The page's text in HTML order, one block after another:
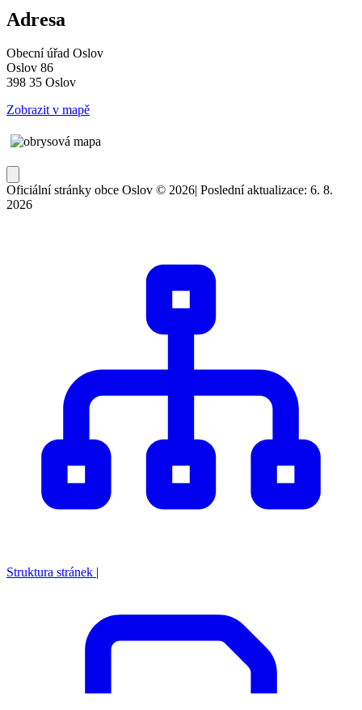
Adresa
Obecní úřad Oslov
Oslov 86
398 35 Oslov
Zobrazit v mapě
Oficiální stránky obce Oslov © 2026| Poslední aktualizace: 6. 8.
2026
Struktura stránek |